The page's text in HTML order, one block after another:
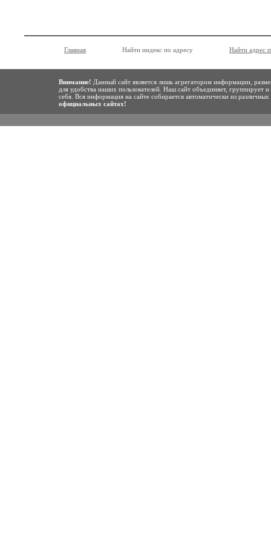
Главная Найти индекс по адресу Найти адрес
Внимание! Данный сайт является лишь агрегатором информации,
для удобства наших пользователей. Наш сайт объединяет,
себя. Вся информация на сайте собирается автоматически из
официальных сайтах!